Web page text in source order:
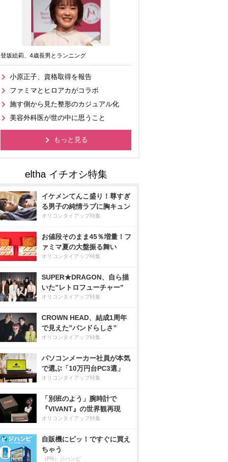
登坂絵莉、4歳長男とランニング
小原正子、資格取得を報告
ファミマとヒロアカがコラボ
施す側から見た整形のカジュアル化
美容外科医が世の中に思うこと
もっと見る
イケメンてんこ盛り！尊すぎ
る男子の純情ラブに胸キュン
オリコンタイアップ特集
お値段そのまま45％増量！フ
ァミマ夏の大盤振る舞い
オリコンタイアップ特集
SUPER★DRAGON、自ら描
いた”レトロフューチャー”
オリコンタイアップ特集
CROWN HEAD、結成1周年
で見えた”バンドらしさ”
オリコンタイアップ特集
パソコンメーカー社員が本気
で選ぶ「10万円台PC3選」
オリコンタイアップ特集
「別班のよう」腕時計で
『VIVANT』の世界観再現
オリコンタイアップ特集
自販機にピッ！ですぐに買え
ちゃう
（PR）ジハンピ